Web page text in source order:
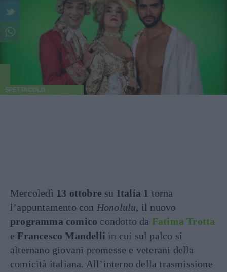
SPETTACOLO
Mercoledì 13 ottobre su Italia 1 torna
l’appuntamento con Honolulu, il nuovo
programma comico condotto da Fatima Trotta
eFrancesco Mandelli in cui sul palco si
alternano giovani promesse e veterani della
comicità italiana. All’interno della trasmissione